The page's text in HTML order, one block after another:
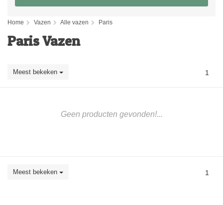
Home Vazen Alle vazen Paris
Paris Vazen
Meest bekeken 1
Geen producten gevonden!...
Meest bekeken 1